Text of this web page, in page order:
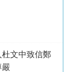
文中致信鄭
嚴